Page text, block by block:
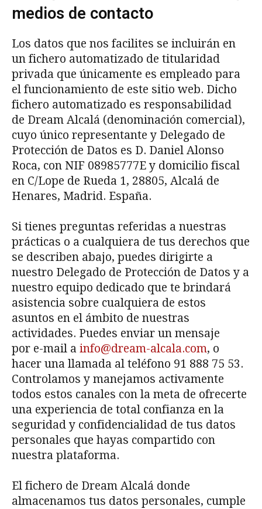
medios de contacto
Los datos que nos facilites se incluirán en
un fichero automatizado de titularidad
privada que únicamente es empleado para
el funcionamiento de este sitio web. Dicho
fichero automatizado es responsabilidad
de Dream Alcalá (denominación comercial),
cuyo único representante y Delegado de
Protección de Datos es D. Daniel Alonso
Roca, con NIF 08985777E y domicilio fiscal
en C/Lope de Rueda 1, 28805, Alcalá de
Henares, Madrid. España.
Si tienes preguntas referidas a nuestras
prácticas o a cualquiera de tus derechos que
se describen abajo, puedes dirigirte a
nuestro Delegado de Protección de Datos y a
nuestro equipo dedicado que te brindará
asistencia sobre cualquiera de estos
asuntos en el ámbito de nuestras
actividades. Puedes enviar un mensaje
por e-mail a info@dream-alcala.com, o
hacer una llamada al teléfono 91 888 75 53.
Controlamos y manejamos activamente
todos estos canales con la meta de ofrecerte
una experiencia de total confianza en la
seguridad y confidencialidad de tus datos
personales que hayas compartido con
nuestra plataforma.
El fichero de Dream Alcalá donde
almacenamos tus datos personales, cumple